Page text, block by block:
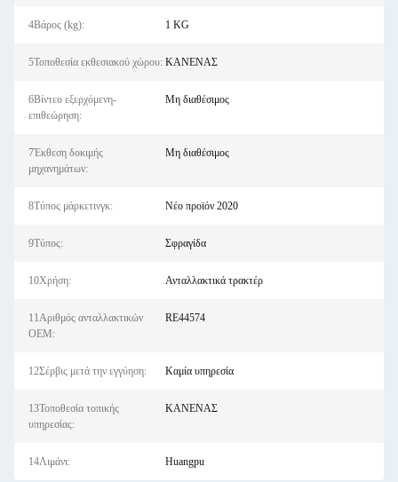
4Βάρος (kg): 1 KG
5Τοποθεσία εκθεσιακού χώρου: ΚΑΝΕΝΑΣ
6Βίντεο εξερχόμενη-
επιθεώρηση:
Μη διαθέσιμος
7Έκθεση δοκιμής
μηχανημάτων:
Μη διαθέσιμος
8Τύπος μάρκετινγκ: Νέο προϊόν 2020
9Τύπος: Σφραγίδα
10Χρήση: Ανταλλακτικά τρακτέρ
11Αριθμός ανταλλακτικών
OEM:
RE44574
12Σέρβις μετά την εγγύηση: Καμία υπηρεσία
13Τοποθεσία τοπικής
υπηρεσίας:
ΚΑΝΕΝΑΣ
14Λιμάνι: Huangpu